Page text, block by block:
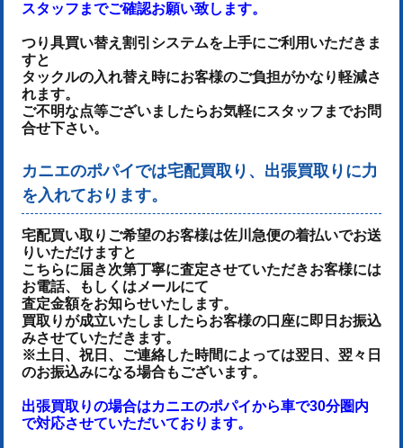
スタッフまでご確認お願い致します。
つり具買い替え割引システムを上手にご利用いただきま
すと
タックルの入れ替え時にお客様のご負担がかなり軽減さ
れます。
ご不明な点等ございましたらお気軽にスタッフまでお問
合せ下さい。
カニエのポパイでは宅配買取り、出張買取りに力
を入れております。
宅配買い取りご希望のお客様は佐川急便の着払いでお送
りいただけますと
こちらに届き次第丁寧に査定させていただきお客様には
お電話、もしくはメールにて
査定金額をお知らせいたします。
買取りが成立いたしましたらお客様の口座に即日お振込
みさせていただきます。
※土日、祝日、ご連絡した時間によっては翌日、翌々日
のお振込みになる場合もございます。
出張買取りの場合はカニエのポパイから車で30分圏内
で対応させていただいております。